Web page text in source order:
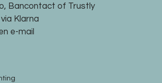
Bancontact of Trustly
Klarna
e-mail